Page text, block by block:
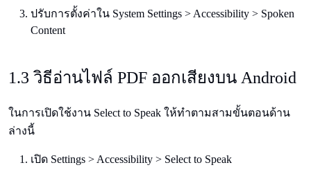
ปรับการตั้งค่าใน System Settings > Accessibility > Spoken
Content
1.3 วิธีอ่านไฟล์ PDF ออกเสียงบน Android
ในการเปิดใช้งาน Select to Speak ให้ทำตามสามขั้นตอนด้าน
ล่างนี้
เปิด Settings > Accessibility > Select to Speak